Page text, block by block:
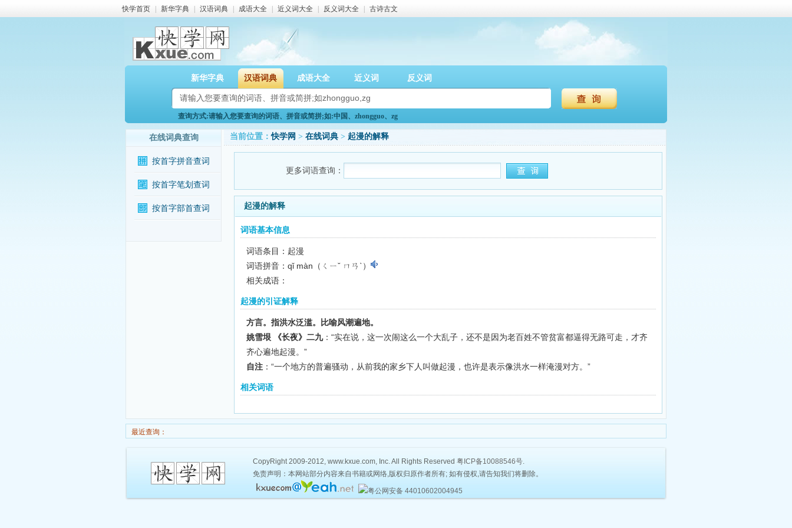
快学首页 新华字典 汉语词典 成语大全 近义词大全 反义词大全 古诗古文
新华字典 汉语词典 成语大全 近义词 反义词
查询方式:请输入您要查询的词语、拼音或简拼;如:中国、zhongguo、zg
在线词典查询
按首字拼音查词
按首字笔划查词
按首字部首查词
当前位置：快学网 > 在线词典 > 起漫的解释
更多词语查询：
起漫的解释
词语基本信息
词语条目：起漫
词语拼音：qǐ màn（ㄑㄧˇ ㄇㄢˋ）
相关成语：
起漫的引证解释
方言。指洪水泛滥。比喻风潮遍地。
姚雪垠 《长夜》二九：“实在说，这一次闹这么一个大乱子，还不是因为老百姓不管贫富都逼得无路可走，才齐
齐心遍地起漫。”
自注：“一个地方的普遍骚动，从前我的家乡下人叫做起漫，也许是表示像洪水一样淹漫对方。”
相关词语
最近查询：
CopyRight 2009-2012, www.kxue.com, Inc. All Rights Reserved 粤ICP备10088546号.
免责声明：本网站部分内容来自书籍或网络,版权归原作者所有; 如有侵权,请告知我们将删除。
粤公网安备 44010602004945